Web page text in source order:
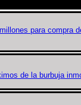
para compra
de la burbuja